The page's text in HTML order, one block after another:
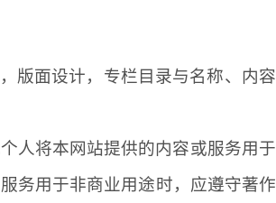
版面设计，专栏目录与名称、内容
人将本网站提供的内容或服务用于
务用于非商业用途时，应遵守著作